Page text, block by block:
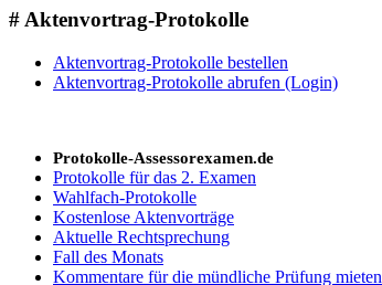
# Aktenvortrag-Protokolle
Aktenvortrag-Protokolle bestellen
Aktenvortrag-Protokolle abrufen (Login)
Protokolle-Assessorexamen.de
Protokolle für das 2. Examen
Wahlfach-Protokolle
Kostenlose Aktenvorträge
Aktuelle Rechtsprechung
Fall des Monats
Kommentare für die mündliche Prüfung mieten